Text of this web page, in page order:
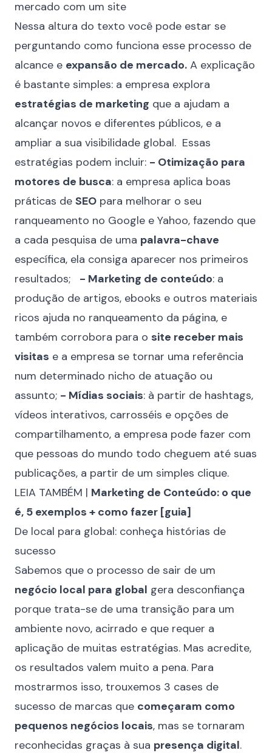
mercado com um site
Nessa altura do texto você pode estar se
perguntando como funciona esse processo de
alcance e expansão de mercado. A explicação
é bastante simples: a empresa explora
estratégias de marketing que a ajudam a
alcançar novos e diferentes públicos, e a
ampliar a sua visibilidade global. Essas
estratégias podem incluir: - Otimização para
motores de busca: a empresa aplica boas
práticas de SEO para melhorar o seu
ranqueamento no Google e Yahoo, fazendo que
a cada pesquisa de uma palavra-chave
específica, ela consiga aparecer nos primeiros
resultados; - Marketing de conteúdo: a
produção de artigos, ebooks e outros materiais
ricos ajuda no ranqueamento da página, e
também corrobora para o site receber mais
visitas e a empresa se tornar uma referência
num determinado nicho de atuação ou
assunto; - Mídias sociais: à partir de hashtags,
vídeos interativos, carrosséis e opções de
compartilhamento, a empresa pode fazer com
que pessoas do mundo todo cheguem até suas
publicações, a partir de um simples clique.
LEIA TAMBÉM | Marketing de Conteúdo: o que
é, 5 exemplos + como fazer [guia]
De local para global: conheça histórias de
sucesso
Sabemos que o processo de sair de um
negócio local para global gera desconfiança
porque trata-se de uma transição para um
ambiente novo, acirrado e que requer a
aplicação de muitas estratégias. Mas acredite,
os resultados valem muito a pena. Para
mostrarmos isso, trouxemos 3 cases de
sucesso de marcas que começaram como
pequenos negócios locais, mas se tornaram
reconhecidas graças à sua presença digital.